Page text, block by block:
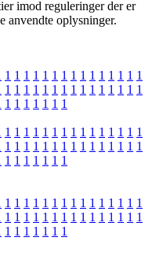
imod reguleringer der er
anvendte oplysninger.
1 1 1 1 1 1 1 1 1 1 1 1 1 1 1
1 1 1 1 1 1 1 1 1 1 1 1 1 1 1
1 1 1 1 1 1 1
1 1 1 1 1 1 1 1 1 1 1 1 1 1 1
1 1 1 1 1 1 1 1 1 1 1 1 1 1 1
1 1 1 1 1 1 1
1 1 1 1 1 1 1 1 1 1 1 1 1 1 1
1 1 1 1 1 1 1 1 1 1 1 1 1 1 1
1 1 1 1 1 1 1